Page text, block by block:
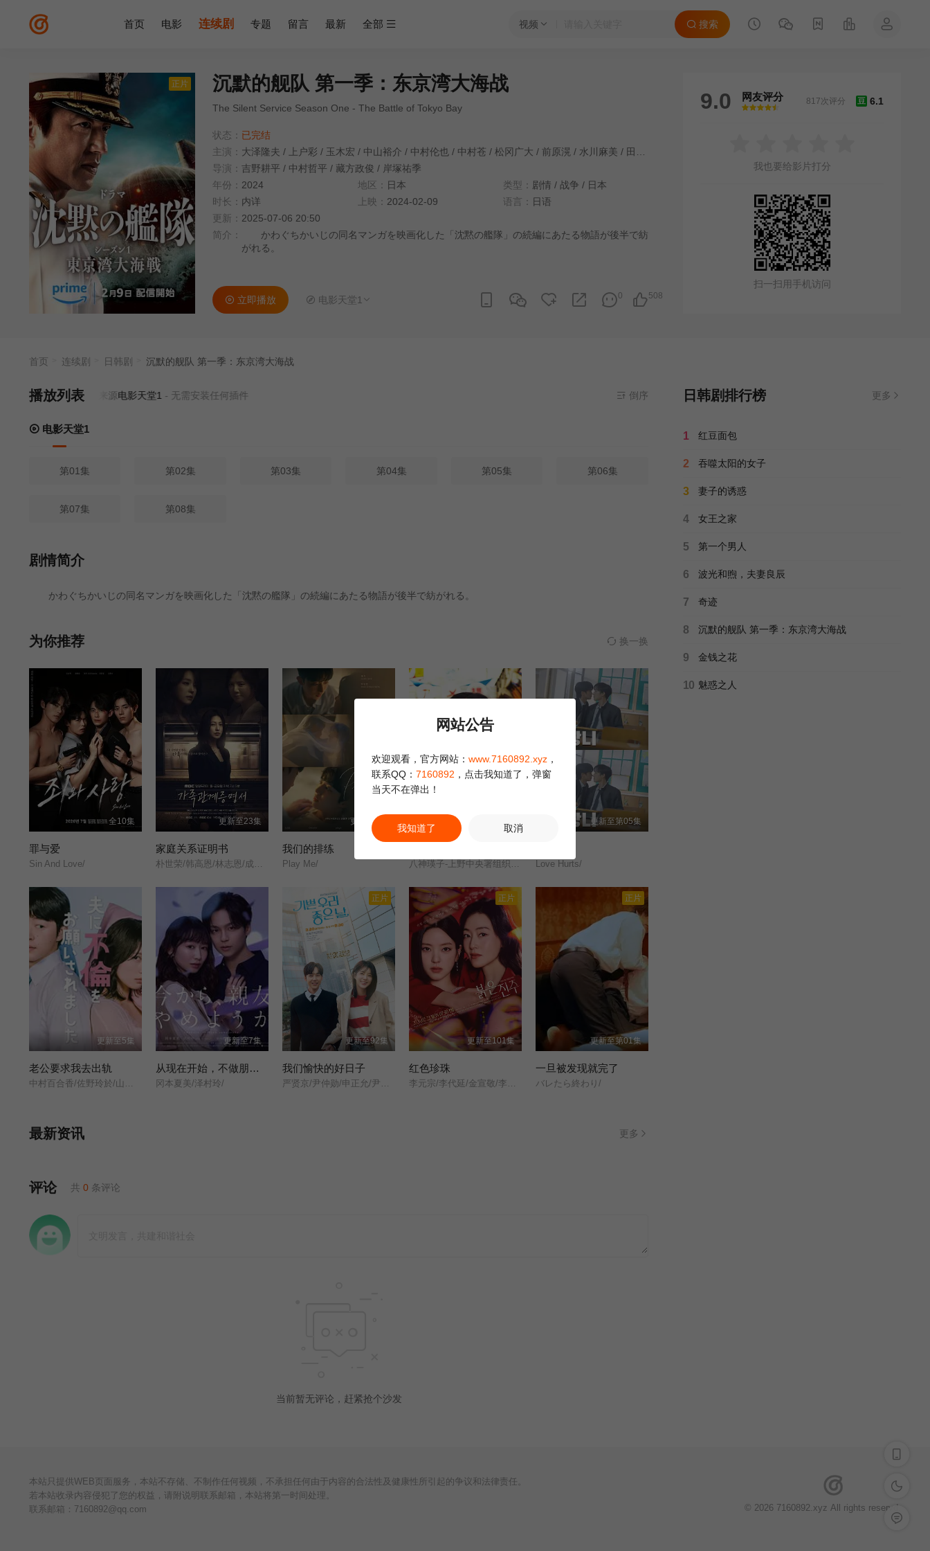
视频 搜索
首页 电影 连续剧 专题 留言 最新 全部
正片 沉默的舰队 第一季：东京湾大海战
The Silent Service Season One - The Battle of Tokyo Bay
状态： 已完结
主演： 大泽隆夫 / 上户彩 / 玉木宏 / 中山裕介 / 中村伦也 / 中村苍 / 松冈广大 / 前原滉 / 水川麻美 / 田中要次
导演： 吉野耕平 / 中村哲平 / 藏方政俊 / 岸塚祐季
年份： 2024 地区： 日本 类型： 剧情 / 战争 / 日本
时长： 内详 上映： 2024-02-09 语言： 日语
更新： 2025-07-06 20:50
简介：
かわぐちかいじの同名マンガを映画化した「沈黙の艦隊」の続編にあたる物語が後半で紡
がれる。
508
0
立即播放 电影天堂1
9.0 网友评分
很差
较差还行推荐力荐
豆 6.1
817次评分
我也要给影片打分
扫一扫用手机访问
首页 连续剧 日韩剧 沉默的舰队 第一季：东京湾大海战
播放列表
当前资源来源 电影天堂1- 无需安装任何插件 倒序
电影天堂1
第01集 第02集 第03集 第04集 第05集 第06集
第07集 第08集
剧情简介
かわぐちかいじの同名マンガを映画化した「沈黙の艦隊」の続編にあたる物語が後半で紡がれる。
为你推荐 换一换
全10集
罪与爱
Sin And Love/
更新至23集
家庭关系证明书
朴世荣/韩高恩/林志恩/成伊言/
更新至4集
我们的排练
Play Me/ 八神瑛子-上野中央署组织犯罪对策课-/
更新至第05集
Love Hurts/
更新至5集
老公要求我去出轨
更新至7集
从现在开始，不做朋友了吧。
冈本夏美/泽村玲/
正片
更新至92集
我们愉快的好日子
正片
更新至101集
红色珍珠
正片
更新至第01集
一旦被发现就完了
バレたら終わり/
最新资讯 更多
评论 共 0 条评论
当前暂无评论，赶紧抢个沙发
日韩剧排行榜 更多
1 红豆面包
2 吞噬太阳的女子
3 妻子的诱惑
4 女王之家
5 第一个男人
6 波光和煦，夫妻良辰
7 奇迹
8 沉默的舰队 第一季：东京湾大海战
9 金钱之花
10 魅惑之人
深色模式
留言反馈
本站只提供WEB页面服务，本站不存储、不制作任何视频，不承担任何由于内容的合法性及健康性所引起的争议和法律责任。
若本站收录内容侵犯了您的权益，请附说明联系邮箱，本站将第一时间处理。
联系邮箱： 7160892@qq.com © 2026 7160892.xyz All rights reservd.
网站公告
欢迎观看，官方网站： www.7160892.xyz ，
联系QQ： 7160892 ，点击我知道了，弹窗
当天不在弹出！
我知道了 取消